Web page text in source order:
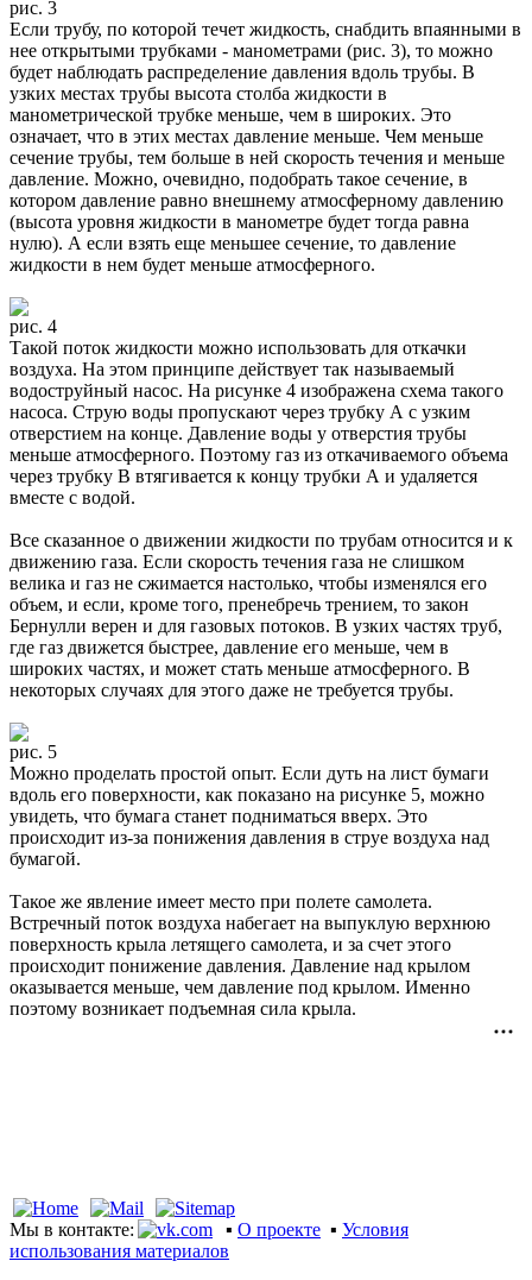
рис. 3
Если трубу, по которой течет жидкость, снабдить впаянными в
нее открытыми трубками - манометрами (рис. 3), то можно
будет наблюдать распределение давления вдоль трубы. В
узких местах трубы высота столба жидкости в
манометрической трубке меньше, чем в широких. Это
означает, что в этих местах давление меньше. Чем меньше
сечение трубы, тем больше в ней скорость течения и меньше
давление. Можно, очевидно, подобрать такое сечение, в
котором давление равно внешнему атмосферному давлению
(высота уровня жидкости в манометре будет тогда равна
нулю). А если взять еще меньшее сечение, то давление
жидкости в нем будет меньше атмосферного.
рис. 4
Такой поток жидкости можно использовать для откачки
воздуха. На этом принципе действует так называемый
водоструйный насос. На рисунке 4 изображена схема такого
насоса. Струю воды пропускают через трубку А с узким
отверстием на конце. Давление воды у отверстия трубы
меньше атмосферного. Поэтому газ из откачиваемого объема
через трубку В втягивается к концу трубки А и удаляется
вместе с водой.
Все сказанное о движении жидкости по трубам относится и к
движению газа. Если скорость течения газа не слишком
велика и газ не сжимается настолько, чтобы изменялся его
объем, и если, кроме того, пренебречь трением, то закон
Бернулли верен и для газовых потоков. В узких частях труб,
где газ движется быстрее, давление его меньше, чем в
широких частях, и может стать меньше атмосферного. В
некоторых случаях для этого даже не требуется трубы.
рис. 5
Можно проделать простой опыт. Если дуть на лист бумаги
вдоль его поверхности, как показано на рисунке 5, можно
увидеть, что бумага станет подниматься вверх. Это
происходит из-за понижения давления в струе воздуха над
бумагой.
Такое же явление имеет место при полете самолета.
Встречный поток воздуха набегает на выпуклую верхнюю
поверхность крыла летящего самолета, и за счет этого
происходит понижение давления. Давление над крылом
оказывается меньше, чем давление под крылом. Именно
поэтому возникает подъемная сила крыла.
Мы в контакте: ▪ О проекте ▪ Условия
использования материалов